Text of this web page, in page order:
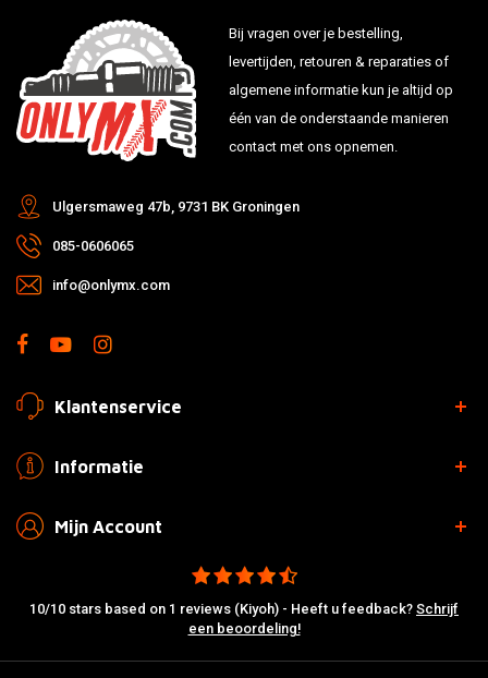
Bij vragen over je bestelling,
levertijden, retouren & reparaties of
algemene informatie kun je altijd op
één van de onderstaande manieren
contact met ons opnemen.
Ulgersmaweg 47b, 9731 BK Groningen
085-0606065
info@onlymx.com
Klantenservice
Informatie
Mijn Account
10/10 stars based on 1 reviews (Kiyoh) - Heeft u feedback? Schrijf
een beoordeling!